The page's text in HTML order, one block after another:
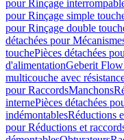
pour Rinçage
pour Rinçage simple
pour Rinçage double
détachées pour
touchePièces détachées
d'alimentationGeberit
multicouche avec
pour RaccordsManchons
internePièces détachées
indémontablesRéductions
pour Réductions et